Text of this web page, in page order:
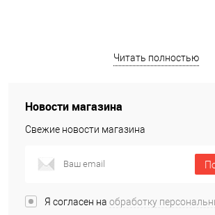
Читать полностью
Новости магазина
Свежие новости магазина
Я согласен на обработку